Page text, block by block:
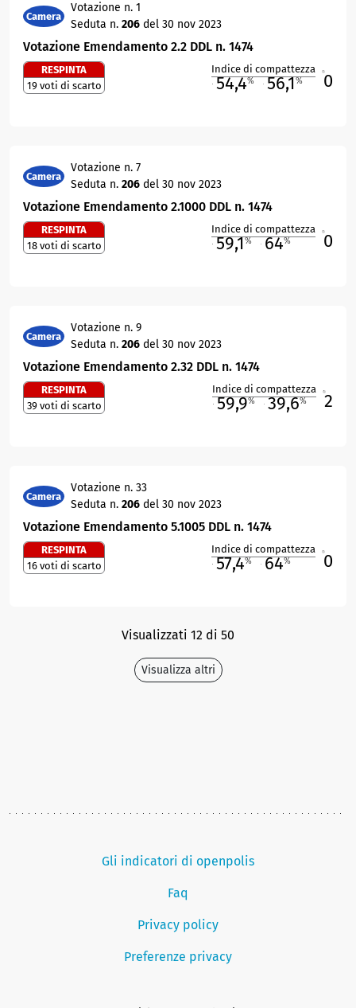
Camera
Votazione n. 1
Seduta n. 206 del 30 nov 2023
Votazione Emendamento 2.2 DDL n. 1474
RESPINTA
19 voti di scarto
Indice di compattezza
54,4% 56,1% 0
Camera
Votazione n. 7
Seduta n. 206 del 30 nov 2023
Votazione Emendamento 2.1000 DDL n. 1474
RESPINTA
18 voti di scarto
Indice di compattezza
59,1% 64% 0
Camera
Votazione n. 9
Seduta n. 206 del 30 nov 2023
Votazione Emendamento 2.32 DDL n. 1474
RESPINTA
39 voti di scarto
Indice di compattezza
59,9% 39,6% 2
Camera
Votazione n. 33
Seduta n. 206 del 30 nov 2023
Votazione Emendamento 5.1005 DDL n. 1474
RESPINTA
16 voti di scarto
Indice di compattezza
57,4% 64% 0
Visualizzati 12 di 50
Visualizza altri
Gli indicatori di openpolis
Faq
Privacy policy
Preferenze privacy